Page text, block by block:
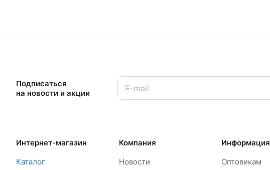
Подписаться
на новости и акции
Интернет-магазин
Каталог
Компания
Новости
Информация
Оптовикам